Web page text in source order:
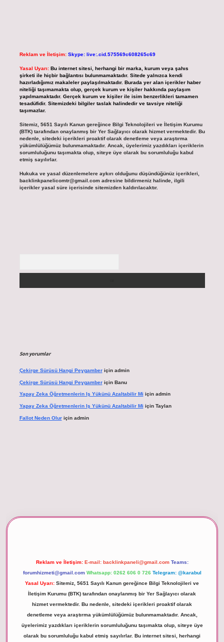
Reklam ve İletişim: Skype: live:.cid.575569c608265c69
Yasal Uyarı: Bu internet sitesi, herhangi bir marka, kurum veya şahıs
şirketi ile hiçbir bağlantısı bulunmamaktadır. Sitede yalnızca kendi
hazırladığımız makaleler paylaşılmaktadır. Burada yer alan içerikler haber
niteliği taşımamakta olup, gerçek kurum ve kişiler hakkında paylaşım
yapılmamaktadır. Gerçek kurum ve kişiler ile isim benzerlikleri tamamen
tesadüfidir. Sitemizdeki bilgiler taslak halindedir ve tavsiye niteliği
taşımazlar.
Sitemiz, 5651 Sayılı Kanun gereğince Bilgi Teknolojileri ve İletişim Kurumu
(BTK) tarafından onaylanmış bir Yer Sağlayıcı olarak hizmet vermektedir. Bu
nedenle, sitedeki içerikleri proaktif olarak denetleme veya araştırma
yükümlülüğümüz bulunmamaktadır. Ancak, üyelerimiz yazdıkları içeriklerin
sorumluluğunu taşımakta olup, siteye üye olarak bu sorumluluğu kabul
etmiş sayılırlar.
Hukuka ve yasal düzenlemelere aykırı olduğunu düşündüğünüz içerikleri,
backlinkpanelicomtr@gmail.comadresine bildirmeniz halinde, ilgili
içerikler yasal süre içerisinde sitemizden kaldırılacaktır.
Son yorumlar
Çekirge Sürüsü Hangi Peygamberiçin admin
Çekirge Sürüsü Hangi Peygamberiçin Banu
Yapay Zeka Öğretmenlerin Iş Yükünü Azaltabilir Mi için admin
Yapay Zeka Öğretmenlerin Iş Yükünü Azaltabilir Mi için Taylan
Fallot Neden Oluriçin admin
Reklam ve İletişim: E-mail: backlinkpaneli@gmail.com Teams:
forumhizmeti@gmail.com Whatsapp: 0262 606 0 726 Telegram: @karabul
Yasal Uyarı: Sitemiz, 5651 Sayılı Kanun gereğince Bilgi Teknolojileri ve
İletişim Kurumu (BTK) tarafından onaylanmış bir Yer Sağlayıcı olarak
hizmet vermektedir. Bu nedenle, sitedeki içerikleri proaktif olarak
denetleme veya araştırma yükümlülüğümüz bulunmamaktadır. Ancak,
üyelerimiz yazdıkları içeriklerin sorumluluğunu taşımakta olup, siteye üye
olarak bu sorumluluğu kabul etmiş sayılırlar. Bu internet sitesi, herhangi